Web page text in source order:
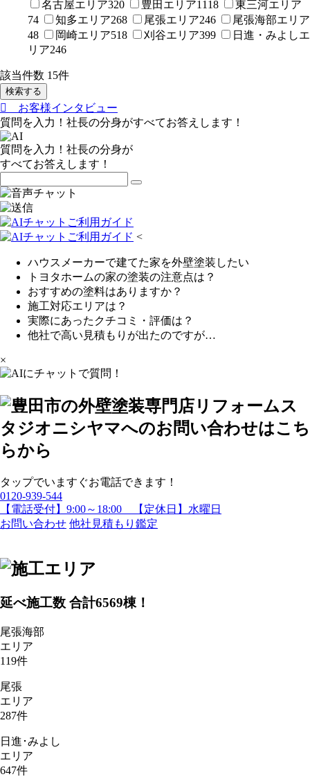
名古屋エリア320 豊田エリア1118
東三河エリア
74
知多エリア268 尾張エリア246
尾張海部エリア
48
岡崎エリア518 刈谷エリア399
日進・みよしエ
リア246
該当件数 15件
検索する
お客様インタビュー
質問を入力！社長の分身がすべてお答えします！
質問を入力！社長の分身が
すべてお答えします！
<
ハウスメーカーで建てた家を外壁塗装したい
トヨタホームの家の塗装の注意点は？
おすすめの塗料はありますか？
施工対応エリアは？
実際にあったクチコミ・評価は？
他社で高い見積もりが出たのですが…
×
タップでいますぐお電話できます！
0120-939-544
【電話受付】9:00～18:00 【定休日】水曜日
お問い合わせ 他社見積もり鑑定
延べ施工数 合計6569棟！
尾張海部
エリア
119件
尾張
エリア
287件
日進･みよし
エリア
647件